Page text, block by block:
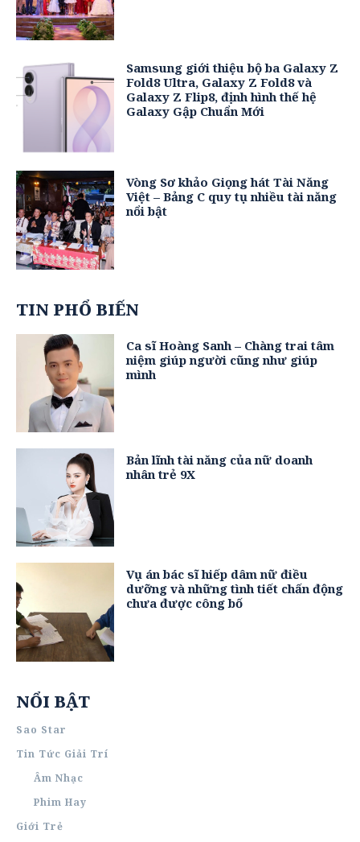
Samsung giới thiệu bộ ba Galaxy Z
Fold8 Ultra, Galaxy Z Fold8 và
Galaxy Z Flip8, định hình thế hệ
Galaxy Gập Chuẩn Mới
Vòng Sơ khảo Giọng hát Tài Năng
Việt – Bảng C quy tụ nhiều tài năng
nổi bật
TIN PHỔ BIẾN
Ca sĩ Hoàng Sanh – Chàng trai tâm
niệm giúp người cũng như giúp
mình
Bản lĩnh tài năng của nữ doanh
nhân trẻ 9X
Vụ án bác sĩ hiếp dâm nữ điều
dưỡng và những tình tiết chấn động
chưa được công bố
NỔI BẬT
Sao Star
Tin Tức Giải Trí
Âm Nhạc
Phim Hay
Giới Trẻ